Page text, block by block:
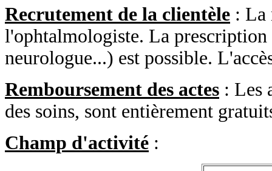
Recrutement de la clientèle : La
l'ophtalmologiste. La prescription
neurologue...) est possible.
Remboursement des actes : Les
des soins, sont entièrement
Champ d'activité :